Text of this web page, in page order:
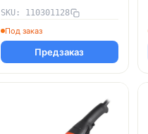
пылезащ. PATRIOT
110301128
SKU: 110301128
Под заказ
Предзаказ